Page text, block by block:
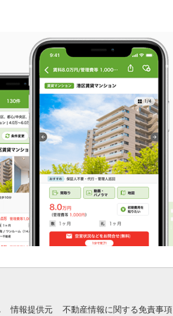
情報提供元 不動産情報に関する免責事項